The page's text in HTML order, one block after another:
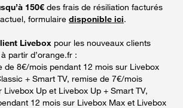
150€ des frais de résiliation facturés
formulaire disponible ici.
Livebox pour les nouveaux clients
partir d’orange.fr :
de 8€/mois pendant 12 mois sur Livebox
+ Smart TV, remise de 7€/mois
Livebox Up et Livebox Up + Smart TV,
12 mois sur Livebox Max et Livebox